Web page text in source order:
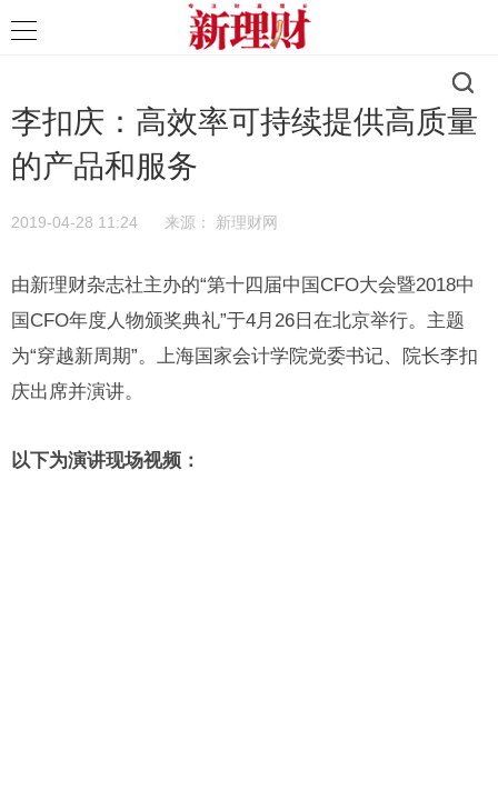
李扣庆：高效率可持续提供高质量
的产品和服务
2019-04-28 11:24 来源： 新理财网
由新理财杂志社主办的“第十四届中国CFO大会暨2018中
国CFO年度人物颁奖典礼”于4月26日在北京举行。主题
为“穿越新周期”。上海国家会计学院党委书记、院长李扣
庆出席并演讲。
以下为演讲现场视频：